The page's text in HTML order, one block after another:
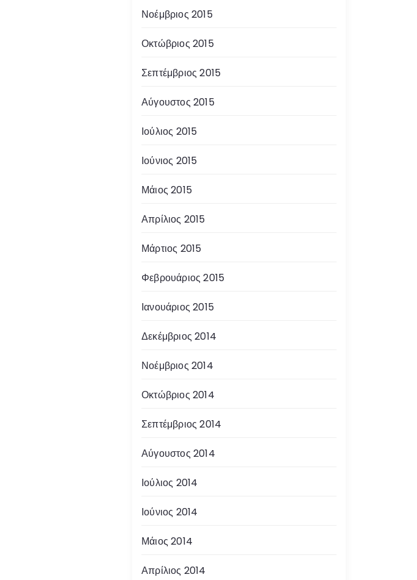
Νοέμβριος 2015
Οκτώβριος 2015
Σεπτέμβριος 2015
Αύγουστος 2015
Ιούλιος 2015
Ιούνιος 2015
Μάιος 2015
Απρίλιος 2015
Μάρτιος 2015
Φεβρουάριος 2015
Ιανουάριος 2015
Δεκέμβριος 2014
Νοέμβριος 2014
Οκτώβριος 2014
Σεπτέμβριος 2014
Αύγουστος 2014
Ιούλιος 2014
Ιούνιος 2014
Μάιος 2014
Απρίλιος 2014